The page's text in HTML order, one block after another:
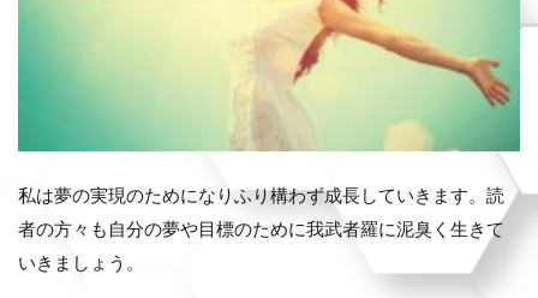
私は夢の実現のためになりふり構わず成長していきます。読
者の方々も自分の夢や目標のために我武者羅に泥臭く生きて
いきましょう。